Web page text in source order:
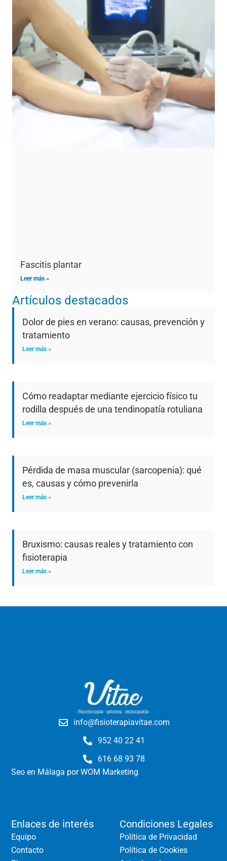
Fascitis plantar
Leer más »
Artículos destacados
Dolor de pies en verano: causas, prevención y
tratamiento
Leer más »
Cómo readaptar mediante ejercicio físico tu
rodilla después de una tendinopatía rotuliana
Leer más »
Pérdida de masa muscular (sarcopenia): qué
es, causas y cómo prevenirla
Leer más »
Bruxismo: causas reales y tratamiento con
fisioterapia
Leer más »
info@fisioterapiavitae.com
952 40 22 41
616 68 93 78
Seo en Málaga por WOM Marketing
Enlaces de interés
Equipo
Contacto
Condiciones Legales
Política de Privacidad
Política de Cookies